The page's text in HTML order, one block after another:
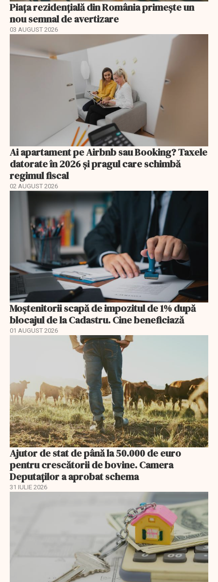
Piața rezidențială din România primește un
nou semnal de avertizare
03 AUGUST 2026
Ai apartament pe Airbnb sau Booking? Taxele
datorate în 2026 și pragul care schimbă
regimul fiscal
02 AUGUST 2026
Moștenitorii scapă de impozitul de 1% după
blocajul de la Cadastru. Cine beneficiază
01 AUGUST 2026
Ajutor de stat de până la 50.000 de euro
pentru crescătorii de bovine. Camera
Deputaților a aprobat schema
31 IULIE 2026